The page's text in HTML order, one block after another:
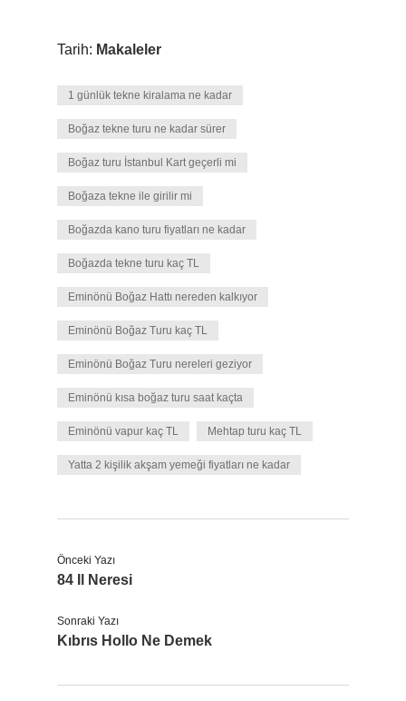
Tarih: Makaleler
1 günlük tekne kiralama ne kadar
Boğaz tekne turu ne kadar sürer
Boğaz turu İstanbul Kart geçerli mi
Boğaza tekne ile girilir mi
Boğazda kano turu fiyatları ne kadar
Boğazda tekne turu kaç TL
Eminönü Boğaz Hattı nereden kalkıyor
Eminönü Boğaz Turu kaç TL
Eminönü Boğaz Turu nereleri geziyor
Eminönü kısa boğaz turu saat kaçta
Eminönü vapur kaç TL Mehtap turu kaç TL
Yatta 2 kişilik akşam yemeği fiyatları ne kadar
Önceki Yazı
84 Il Neresi
Sonraki Yazı
Kıbrıs Hollo Ne Demek